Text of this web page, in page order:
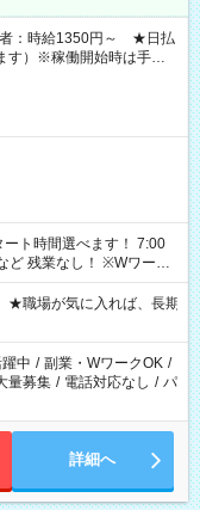
：時給1350円～ ★日払
す）※稼働開始時は手続き
し！ ※Wワーク
超の就業はご案内できま
務は社会保険への加入対
遣の原則禁止）によ
難しい場合があります
職場が気に入れば、長期
中 / 副業・WワークOK /
量募集 / 電話対応なし / パ
詳細へ